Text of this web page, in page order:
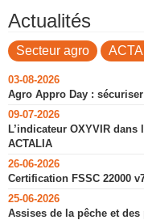
Actualités
Secteur agro
03-08-2026
Agro Appro Day :
09-07-2026
L’indicateur OXYVIR
ACTALIA
26-06-2026
Certification FSSC 22000
25-06-2026
Assises de la pêche et